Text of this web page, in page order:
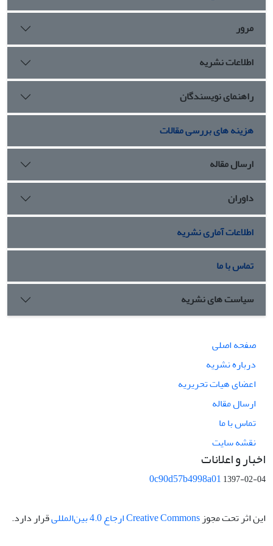
ارتهه‌شاسترۀ
مرور
اطلاعات نشریه
راهنمای نویسندگان
هزینه های بررسی مقالات
ارسال مقاله
داوران
اطلاعات آماری نشریه
تماس با ما
سیاست های نشریه
صفحه اصلی
درباره نشریه
اعضای هیات تحریریه
ارسال مقاله
تماس با ما
نقشه سایت
اخبار و اعلانات
0c90d57b4998a011397-02-04
این اثر تحت مجوز Creative Commons ارجاع 4.0 بین‌المللی قرار دارد.